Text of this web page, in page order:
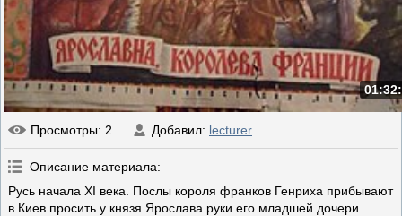
Просмотры: 2 Добавил: lecturer
Описание материала:
Русь начала XI века. Послы короля франков Генриха прибывают
в Киев просить у князя Ярослава руки его младшей дочери